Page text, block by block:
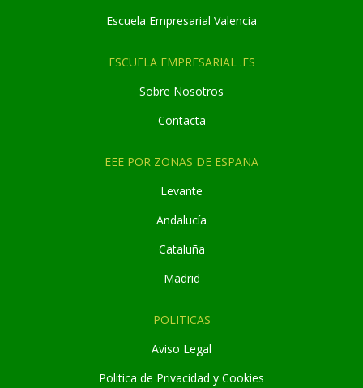
Escuela Empresarial Valencia
ESCUELA EMPRESARIAL .ES
Sobre Nosotros
Contacta
EEE POR ZONAS DE ESPAÑA
Levante
Andalucía
Cataluña
Madrid
POLITICAS
Aviso Legal
Politica de Privacidad y Cookies